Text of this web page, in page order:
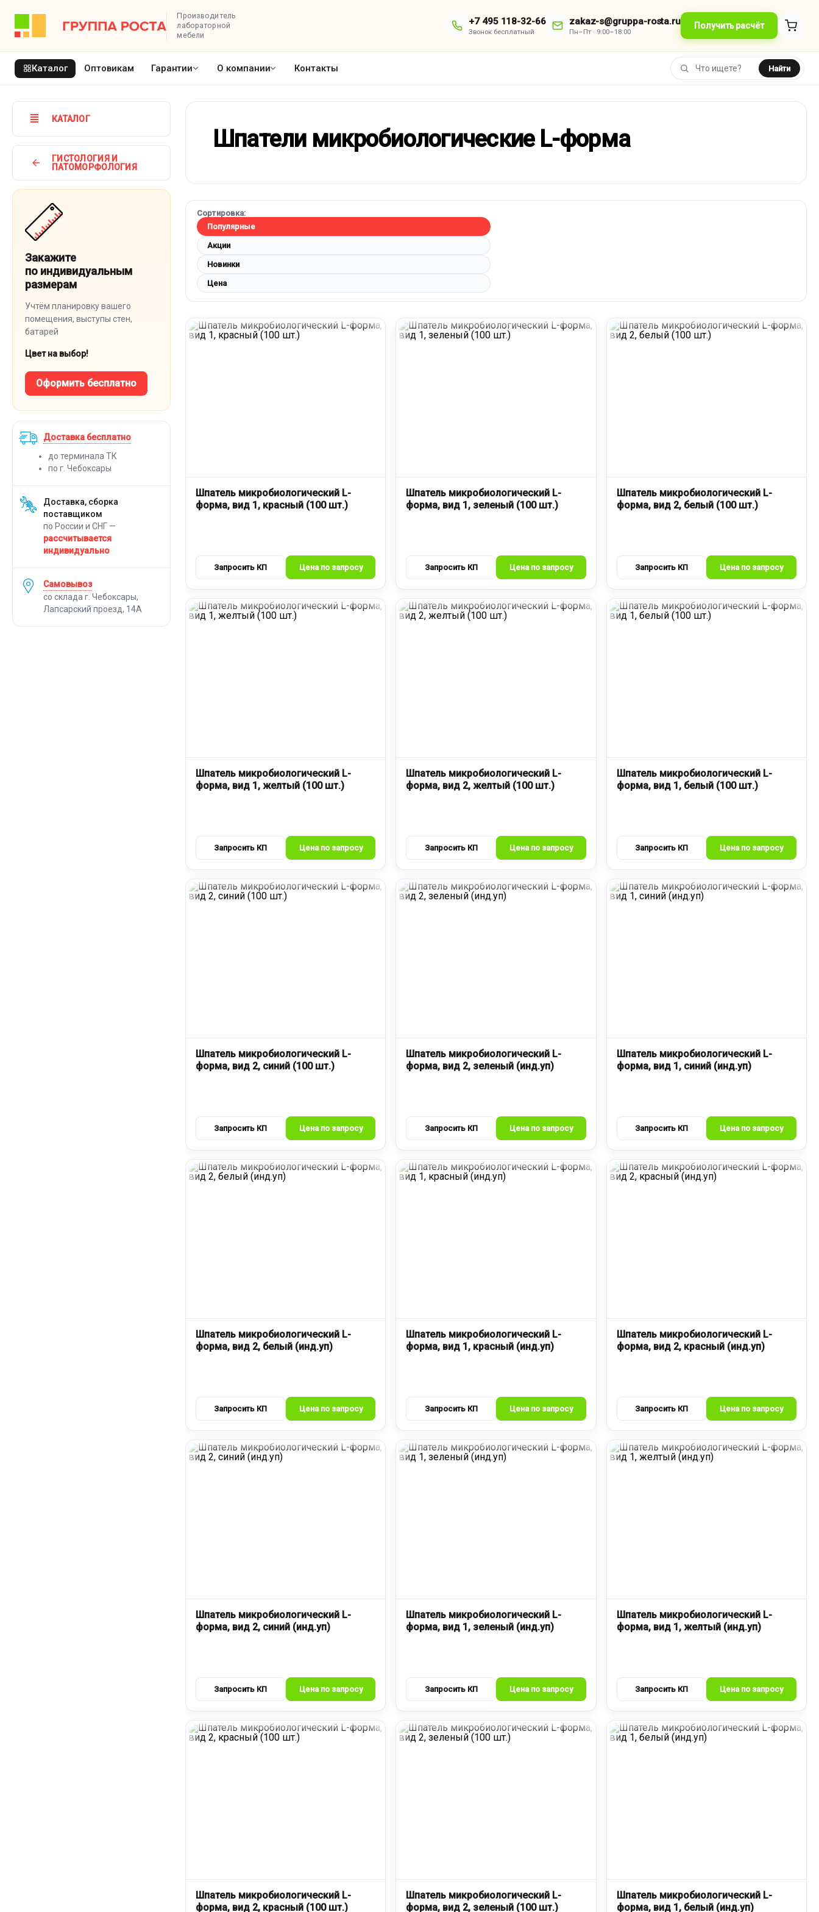
Производитель
лабораторной
мебели
+7 495 118-32-66
Звонок бесплатный
zakaz-s@gruppa-rosta.ru
Пн–Пт · 9:00–18:00
Получить расчёт
Каталог Оптовикам Гарантии О компании Контакты Найти
КАТАЛОГ
ГИСТОЛОГИЯ И
ПАТОМОРФОЛОГИЯ
Закажите
по индивидуальным
размерам
Учтём планировку вашего
помещения, выступы стен,
батарей
Цвет на выбор!
Оформить бесплатно
Доставка бесплатно
до терминала ТК
по г. Чебоксары
Доставка, сборка
поставщиком
по России и СНГ —
рассчитывается
индивидуально
Самовывоз
со склада г. Чебоксары,
Лапсарский проезд, 14А
Шпатели микробиологические L-форма
Сортировка:
Популярные
Акции
Новинки
Цена
Шпатель микробиологический L-
форма, вид 1, красный (100 шт.)
Шпатель микробиологический L-
форма, вид 1, зеленый (100 шт.)
Шпатель микробиологический L-
форма, вид 2, белый (100 шт.)
Шпатель микробиологический L-
форма, вид 1, желтый (100 шт.)
Шпатель микробиологический L-
форма, вид 2, желтый (100 шт.)
Шпатель микробиологический L-
форма, вид 1, белый (100 шт.)
Шпатель микробиологический L-
форма, вид 2, синий (100 шт.)
Шпатель микробиологический L-
форма, вид 2, зеленый (инд.уп)
Шпатель микробиологический L-
форма, вид 1, синий (инд.уп)
Шпатель микробиологический L-
форма, вид 2, белый (инд.уп)
Шпатель микробиологический L-
форма, вид 1, красный (инд.уп)
Шпатель микробиологический L-
форма, вид 2, красный (инд.уп)
Шпатель микробиологический L-
форма, вид 2, синий (инд.уп)
Шпатель микробиологический L-
форма, вид 1, зеленый (инд.уп)
Шпатель микробиологический L-
форма, вид 1, желтый (инд.уп)
Шпатель микробиологический L-
форма, вид 2, красный (100 шт.)
Шпатель микробиологический L-
форма, вид 2, зеленый (100 шт.)
Шпатель микробиологический L-
форма, вид 1, белый (инд.уп)